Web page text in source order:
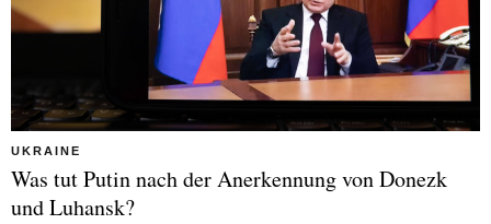
UKRAINE
Was tut Putin nach der Anerkennung von Donezk
und Luhansk?